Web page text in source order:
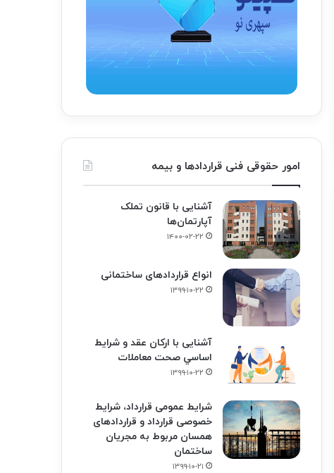
امور حقوقی فنی قراردادها و بیمه
آشنایی با قانون تملک
آپارتمان‌ها
۱۴۰۰-۰۲-۲۲
انواع قراردادهای ساختمانی
۱۳۹۹-۱۰-۲۲
آشنایی با ارکان عقد و شرايط
اساسي صحت معاملات
۱۳۹۹-۱۰-۲۲
شرایط عمومی قرارداد، شرایط
خصوصی قرارداد و قراردادهای
همسان مربوط به مجریان
ساختمان
۱۳۹۹-۱۰-۲۱